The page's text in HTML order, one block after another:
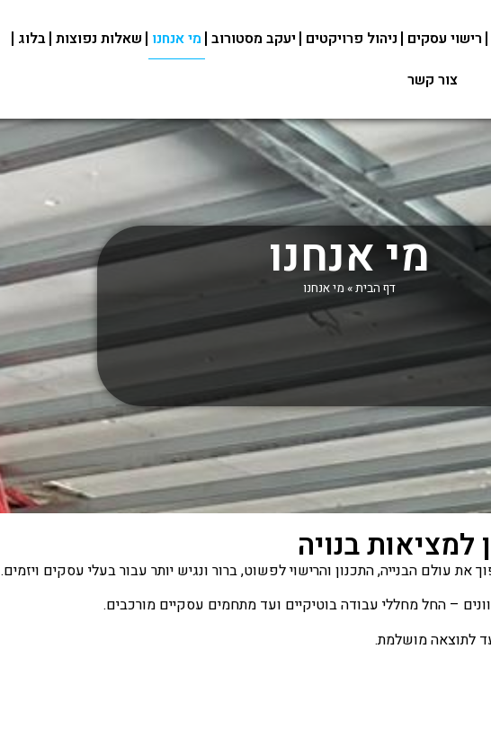
רישוי עסקים ניהול פרויקטים יעקב מסטורוב מי אנחנו שאלות נפוצות בלוג
צור קשר
מי אנחנו
דף הבית» מי אנחנו
בנויה
עולם הבנייה, התכנון והרישוי לפשוט, ברור ונגיש יותר עבור בעלי עסקים ויזמים.
– החל מחללי עבודה בוטיקיים ועד מתחמים עסקיים מורכבים.
לתוצאה מושלמת.